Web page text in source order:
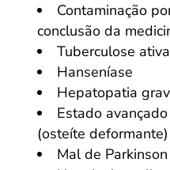
Contaminação
conclusão da
Tuberculose ativa
Hanseníase
Hepatopatia
Estado
(osteíte deformante)
Mal de Parkinson